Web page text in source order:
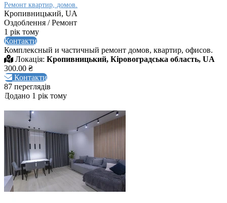
Ремонт квартир, домов.
Кропивницький, UA
Оздоблення / Ремонт
1 рік тому
Контакти
Комплексный и частичный ремонт домов, квартир, офисов.
Локація: Кропивницький, Кіровоградська область, UA
300.00 ₴
Контакти
87 переглядів
Додано 1 рік тому